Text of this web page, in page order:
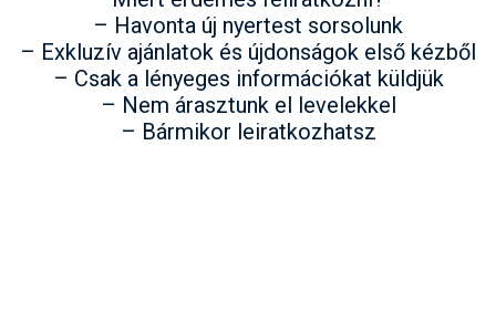
– Havonta új nyertest sorsolunk
– Exkluzív ajánlatok és újdonságok első kézből
– Csak a lényeges információkat küldjük
– Nem árasztunk el levelekkel
– Bármikor leiratkozhatsz